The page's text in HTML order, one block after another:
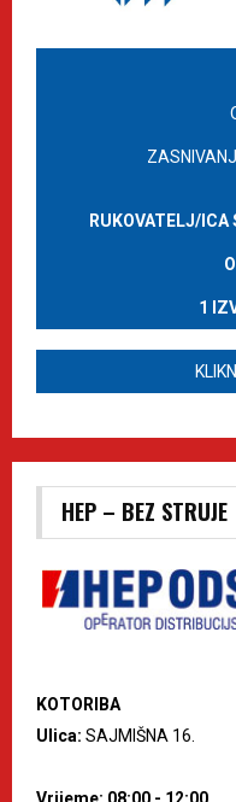
RUKOVATELJ/
1
HEP – BEZ STRUJE
KOTORIBA
Ulica: SAJMIŠNA 16.